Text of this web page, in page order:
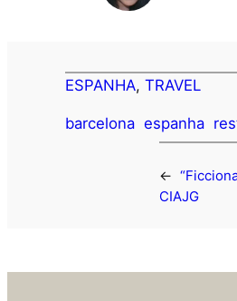
ESPANHA, TRAVEL
barcelona espanha
←
CIAJG